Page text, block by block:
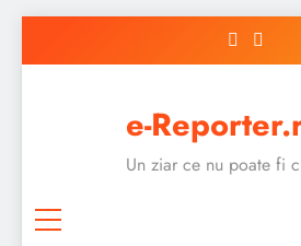
e-
Un ziar ce nu poate fi